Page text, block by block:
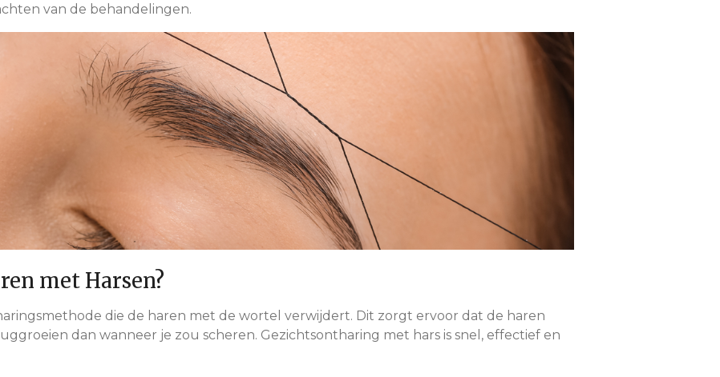
van de behandelingen.
met Harsen?
die de haren met de wortel verwijdert. Dit zorgt ervoor dat de haren
dan wanneer je zou scheren. Gezichtsontharing met hars is snel, effectief en